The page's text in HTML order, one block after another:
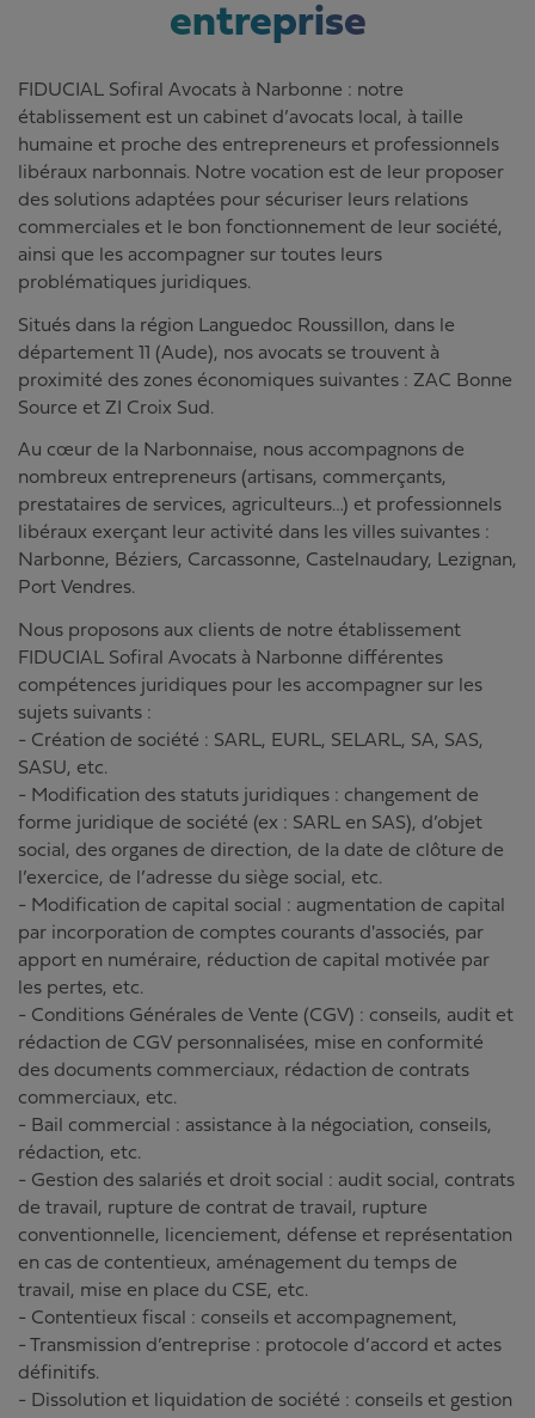
entreprise
FIDUCIAL Sofiral Avocats à Narbonne : notre
établissement est un cabinet d’avocats local, à taille
humaine et proche des entrepreneurs et professionnels
libéraux narbonnais. Notre vocation est de leur proposer
des solutions adaptées pour sécuriser leurs relations
commerciales et le bon fonctionnement de leur société,
ainsi que les accompagner sur toutes leurs
problématiques juridiques.
Situés dans la région Languedoc Roussillon, dans le
département 11 (Aude), nos avocats se trouvent à
proximité des zones économiques suivantes : ZAC Bonne
Source et ZI Croix Sud.
Au cœur de la Narbonnaise, nous accompagnons de
nombreux entrepreneurs (artisans, commerçants,
prestataires de services, agriculteurs…) et professionnels
libéraux exerçant leur activité dans les villes suivantes :
Narbonne, Béziers, Carcassonne, Castelnaudary, Lezignan,
Port Vendres.
Nous proposons aux clients de notre établissement
FIDUCIAL Sofiral Avocats à Narbonne différentes
compétences juridiques pour les accompagner sur les
sujets suivants :
- Création de société : SARL, EURL, SELARL, SA, SAS,
SASU, etc.
- Modification des statuts juridiques : changement de
forme juridique de société (ex : SARL en SAS), d’objet
social, des organes de direction, de la date de clôture de
l’exercice, de l’adresse du siège social, etc.
- Modification de capital social : augmentation de capital
par incorporation de comptes courants d'associés, par
apport en numéraire, réduction de capital motivée par
les pertes, etc.
- Conditions Générales de Vente (CGV) : conseils, audit et
rédaction de CGV personnalisées, mise en conformité
des documents commerciaux, rédaction de contrats
commerciaux, etc.
- Bail commercial : assistance à la négociation, conseils,
rédaction, etc.
- Gestion des salariés et droit social : audit social, contrats
de travail, rupture de contrat de travail, rupture
conventionnelle, licenciement, défense et représentation
en cas de contentieux, aménagement du temps de
travail, mise en place du CSE, etc.
- Contentieux fiscal : conseils et accompagnement,
- Transmission d’entreprise : protocole d’accord et actes
définitifs.
- Dissolution et liquidation de société : conseils et gestion